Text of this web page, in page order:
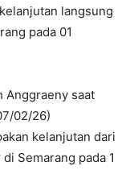
langsung
pada 01
Anggraeny saat
02/26)
kelanjutan dari
Semarang pada 1